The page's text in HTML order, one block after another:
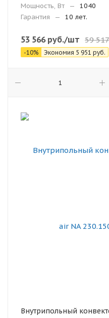
Мощность, Вт
—
1040
Гарантия
— 10 лет.
53 566руб./шт 59 517
-10% Экономия 5 951 руб.
Внутрипольный